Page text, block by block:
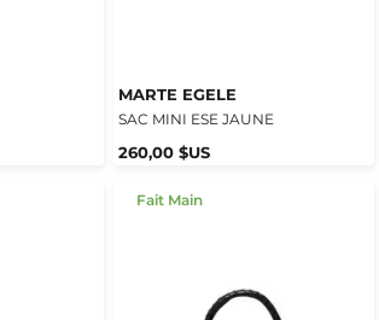
MARTE EGELE
SAC MINI ESE JAUNE
260,00 $US
Fait Main